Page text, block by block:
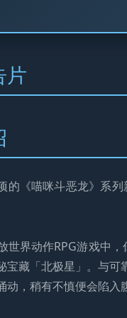
片
的《喵咪斗恶龙》系
世界动作RPG游戏中
宝藏「北极星」。与
动，稍有不慎便会陷